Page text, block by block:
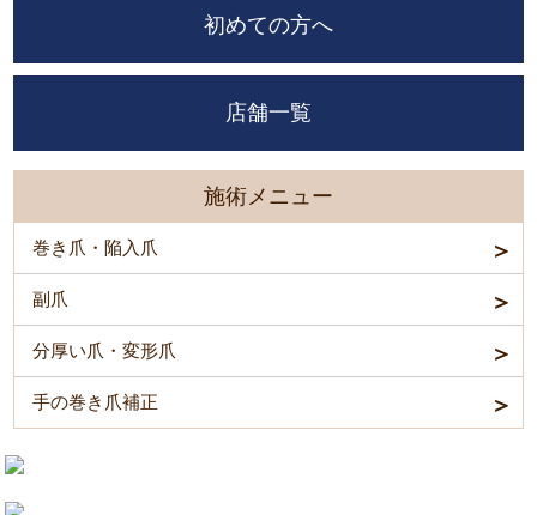
初めての方へ
店舗一覧
施術メニュー
巻き爪・陥入爪
副爪
分厚い爪・変形爪
手の巻き爪補正